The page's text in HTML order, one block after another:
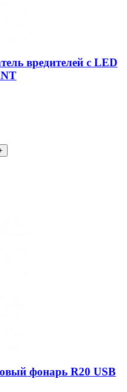
вредителей с LED
фонарь R20 USB